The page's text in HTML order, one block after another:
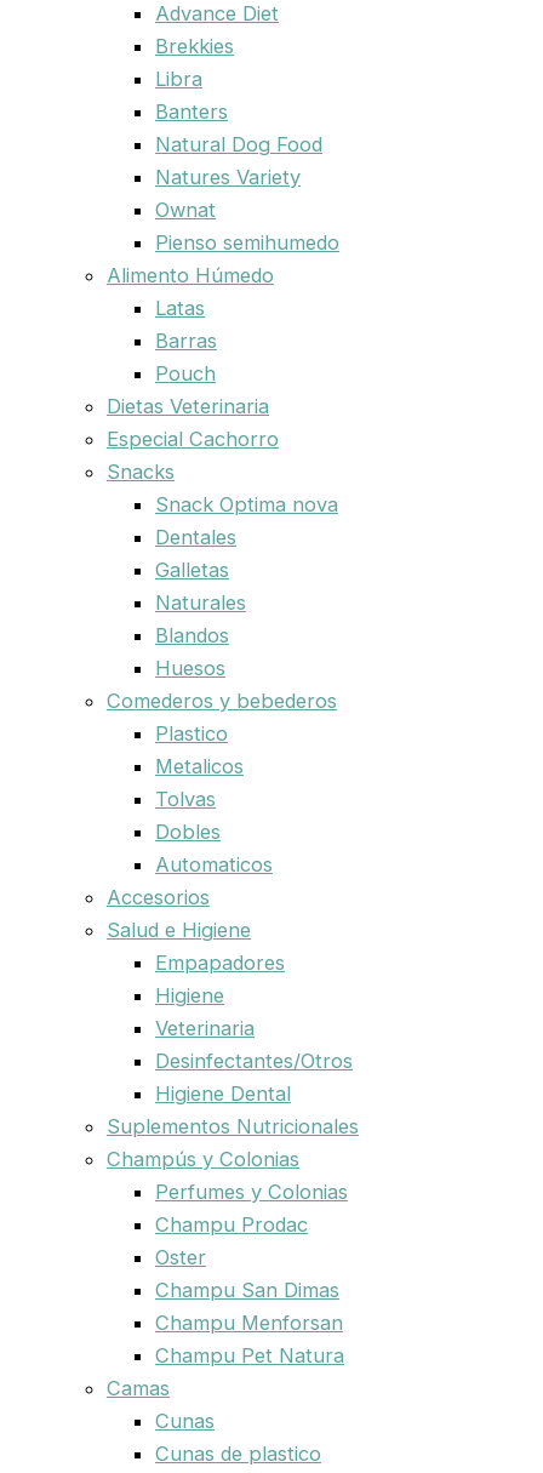
Advance Diet
Brekkies
Libra
Banters
Natural Dog Food
Natures Variety
Ownat
Pienso semihumedo
Alimento Húmedo
Latas
Barras
Pouch
Dietas Veterinaria
Especial Cachorro
Snacks
Snack Optima nova
Dentales
Galletas
Naturales
Blandos
Huesos
Comederos y bebederos
Plastico
Metalicos
Tolvas
Dobles
Automaticos
Accesorios
Salud e Higiene
Empapadores
Higiene
Veterinaria
Desinfectantes/Otros
Higiene Dental
Suplementos Nutricionales
Champús y Colonias
Perfumes y Colonias
Champu Prodac
Oster
Champu San Dimas
Champu Menforsan
Champu Pet Natura
Camas
Cunas
Cunas de plastico